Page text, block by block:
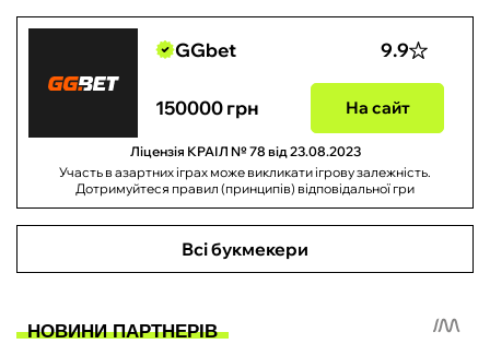
GGbet 9.9
150000 грн На сайт
Ліцензія КРАІЛ № 78 від 23.08.2023
Участь в азартних іграх може викликати ігрову залежність.
Дотримуйтеся правил (принципів) відповідальної гри
Всі букмекери